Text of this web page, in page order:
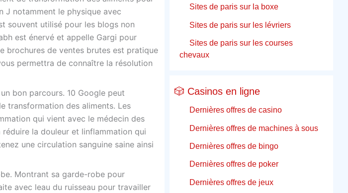
J notamment le physique avec
souvent utilisé pour les blogs non
est énervé et appelle Gargi pour
brochures de ventes brutes est pratique
permettra de connaître la résolution
bon parcours. 10 Google peut
transformation des aliments. Les
qui vient avec le médecin des
la douleur et linflammation qui
une circulation sanguine saine ainsi
Montrant sa garde-robe pour
avec leau du ruisseau pour travailler
Sites de paris sur la boxe
Sites de paris sur les lévriers
Sites de paris sur les courses
chevaux
🎲 Casinos en ligne
Dernières offres de casino
Dernières offres de machines à sous
Dernières offres de bingo
Dernières offres de poker
Dernières offres de jeux